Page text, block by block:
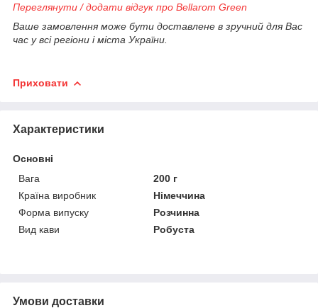
Переглянути / додати відгук про Bellarom Green
Ваше замовлення може бути доставлене в зручний для Вас
час у всі регіони і міста України.
Приховати
Характеристики
Основні
Вага
200 г
Країна виробник
Німеччина
Форма випуску
Розчинна
Вид кави
Робуста
Умови доставки